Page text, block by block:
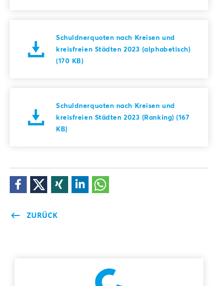
Schuldnerquoten nach Kreisen und
kreisfreien Städten 2023 (alphabetisch)
(170 KB)
Schuldnerquoten nach Kreisen und
kreisfreien Städten 2023 (Ranking) (167
KB)
ZURÜCK